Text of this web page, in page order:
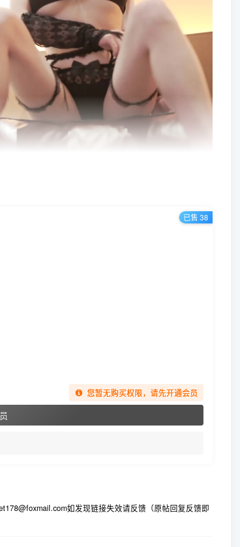
您暂无购买权限，请先开通会员
已售 38
如发现链接失效请反馈（原帖回复反馈即